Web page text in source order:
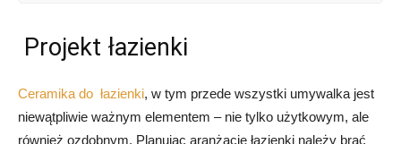
Projekt łazienki
Ceramika do łazienki, w tym przede wszystki umywalka jest
niewątpliwie ważnym elementem – nie tylko użytkowym, ale
również ozdobnym. Planując aranżację łazienki należy brać